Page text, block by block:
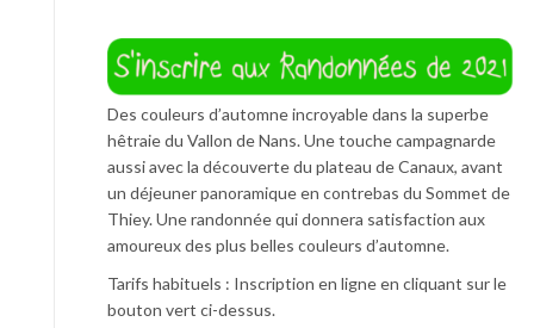
Des couleurs d’automne incroyable dans la superbe
hêtraie du Vallon de Nans. Une touche campagnarde
aussi avec la découverte du plateau de Canaux, avant
un déjeuner panoramique en contrebas du Sommet de
Thiey. Une randonnée qui donnera satisfaction aux
amoureux des plus belles couleurs d’automne.
Tarifs habituels : Inscription en ligne en cliquant sur le
bouton vert ci-dessus.